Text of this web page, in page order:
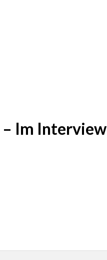
– Im Interview